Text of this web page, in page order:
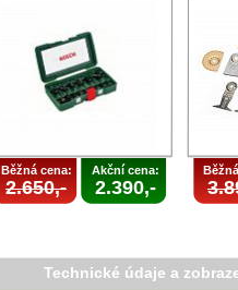
Běžná cena:
2.650,-
Akční cena:
2.390,-
Technické údaje a